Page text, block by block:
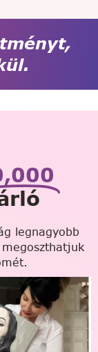
legnagyobb